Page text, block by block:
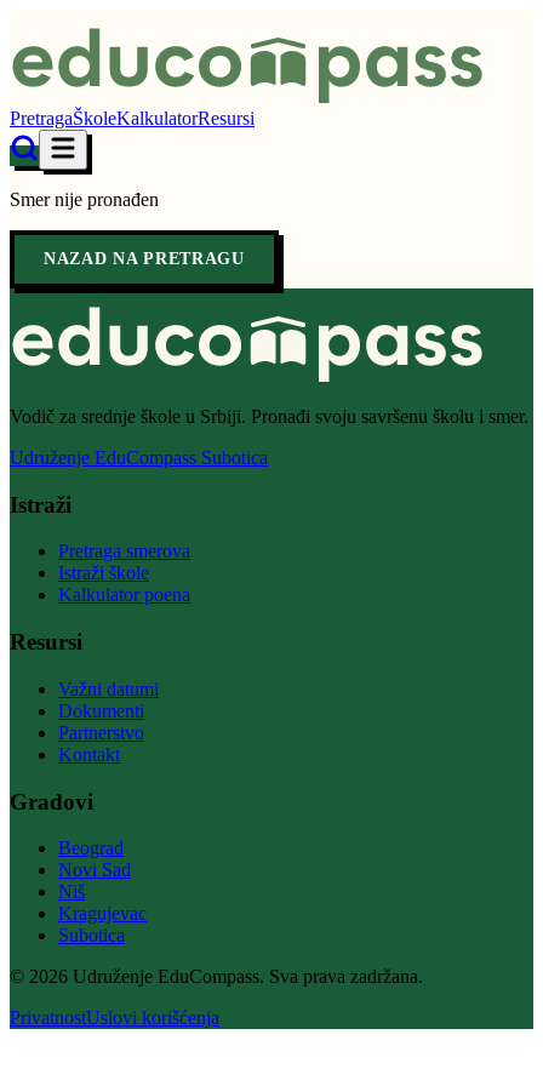
PretragaŠkoleKalkulatorResursi
Smer nije pronađen
NAZAD NA PRETRAGU
Vodič za srednje škole u Srbiji. Pronađi svoju savršenu školu i smer.
Udruženje EduCompass Subotica
Istraži
Pretraga smerova
Istraži škole
Kalkulator poena
Resursi
Važni datumi
Dokumenti
Partnerstvo
Kontakt
Gradovi
Beograd
Novi Sad
Niš
Kragujevac
Subotica
© 2026 Udruženje EduCompass. Sva prava zadržana.
PrivatnostUslovi korišćenja